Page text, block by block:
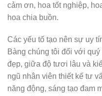
cảm ơn, hoa tốt nghiệp,
hoa chia buồn.
Các yếu tố tạo nên sự uy
Bàng chúng tôi đối với
đẹp, giữa độ tươi lâu và
ngũ nhân viên thiết kế tư
năng động, sáng tạo đam